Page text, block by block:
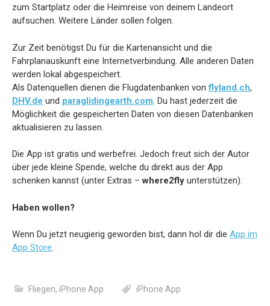
zum Startplatz oder die Heimreise von deinem Landeort
aufsuchen. Weitere Länder sollen folgen.
Zur Zeit benötigst Du für die Kartenansicht und die
Fahrplanauskunft eine Internetverbindung. Alle anderen Daten
werden lokal abgespeichert.
Als Datenquellen dienen die Flugdatenbanken vonflyland.ch,
DHV.de und paraglidingearth.com. Du hast jederzeit die
Möglichkeit die gespeicherten Daten von diesen Datenbanken
aktualisieren zu lassen.
Die App ist gratis und werbefrei. Jedoch freut sich der Autor
über jede kleine Spende, welche du direkt aus der App
schenken kannst (unter Extras –where2fly unterstützen).
Haben wollen?
Wenn Du jetzt neugierig geworden bist, dann hol dir die App im
App Store.
Fliegen, iPhone App iPhone App